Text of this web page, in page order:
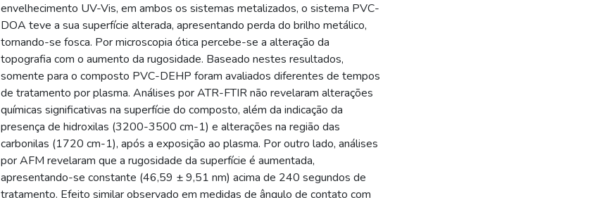
envelhecimento UV-Vis, em ambos os sistemas metalizados, o sistema PVC-
DOA teve a sua superfície alterada, apresentando perda do brilho metálico,
tornando-se fosca. Por microscopia ótica percebe-se a alteração da
topografia com o aumento da rugosidade. Baseado nestes resultados,
somente para o composto PVC-DEHP foram avaliados diferentes de tempos
de tratamento por plasma. Análises por ATR-FTIR não revelaram alterações
químicas significativas na superfície do composto, além da indicação da
presença de hidroxilas (3200-3500 cm-1) e alterações na região das
carbonilas (1720 cm-1), após a exposição ao plasma. Por outro lado, análises
por AFM revelaram que a rugosidade da superfície é aumentada,
apresentando-se constante (46,59 ± 9,51 nm) acima de 240 segundos de
tratamento. Efeito similar observado em medidas de ângulo de contato com